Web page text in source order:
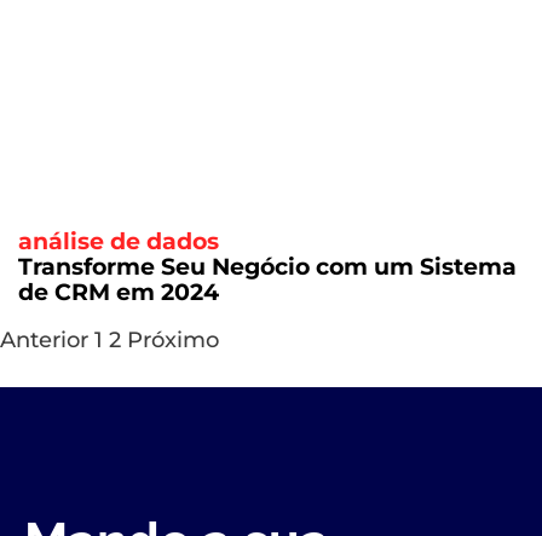
análise de dados
Transforme Seu Negócio com um Sistema
de CRM em 2024
Anterior 1 2 Próximo